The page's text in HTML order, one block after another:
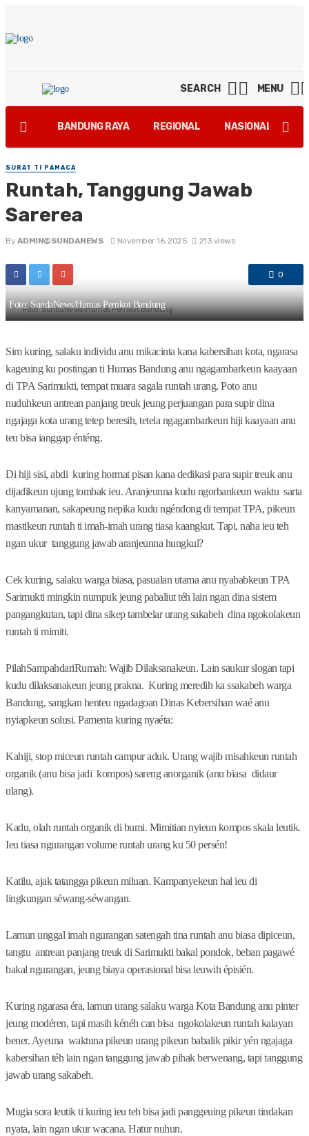
SEARCH MENU
BANDUNG RAYA REGIONAL NASIONAL
SURAT TI PAMACA
Runtah, Tanggung Jawab
Sarerea
By ADMIN@SUNDANEWS November 16, 2025 213 views
0
Foto: SundaNews/Humas Pemkot Bandung
Foto: SundaNews/Humas Pemkot Bandung
Sim kuring, salaku individu anu mikacinta kana kabersihan kota, ngarasa
kageuing ku postingan ti Humas Bandung anu ngagambarkeun kaayaan
di TPA Sarimukti, tempat muara sagala runtah urang. Poto anu
nuduhkeun antrean panjang treuk jeung perjuangan para supir dina
ngajaga kota urang tetep beresih, tetela ngagambarkeun hiji kaayaan anu
teu bisa ianggap énténg.
Di hiji sisi, abdi kuring hormat pisan kana dedikasi para supir treuk anu
dijadikeun ujung tombak ieu. Aranjeunna kudu ngorbankeun waktu sarta
kanyamanan, sakapeung nepika kudu ngéndong di tempat TPA, pikeun
mastikeun runtah ti imah-imah urang tiasa kaangkut. Tapi, naha ieu teh
ngan ukur tanggung jawab aranjeunna hungkul?
Cek kuring, salaku warga biasa, pasualan utama anu nyababkeun TPA
Sarimukti mingkin numpuk jeung pabaliut téh lain ngan dina sistem
pangangkutan, tapi dina sikep tambelar urang sakabeh dina ngokolakeun
runtah ti mimiti.
PilahSampahdariRumah: Wajib Dilaksanakeun. Lain saukur slogan tapi
kudu dilaksanakeun jeung prakna. Kuring meredih ka ssakabeh warga
Bandung, sangkan henteu ngadagoan Dinas Kebersihan waé anu
nyiapkeun solusi. Pamenta kuring nyaéta:
Kahiji, stop miceun runtah campur aduk. Urang wajib misahkeun runtah
organik (anu bisa jadi kompos) sareng anorganik (anu biasa didaur
ulang).
Kadu, olah runtah organik di bumi. Mimitian nyieun kompos skala leutik.
Ieu tiasa ngurangan volume runtah urang ku 50 persén!
Katilu, ajak tatangga pikeun miluan. Kampanyekeun hal ieu di
lingkungan séwang-séwangan.
Lamun unggal imah ngurangan satengah tina runtah anu biasa dipiceun,
tangtu antrean panjang treuk di Sarimukti bakal pondok, beban pagawé
bakal ngurangan, jeung biaya operasional bisa leuwih épisién.
Kuring ngarasa éra, lamun urang salaku warga Kota Bandung anu pinter
jeung modéren, tapi masih kénéh can bisa ngokolakeun runtah kalayan
bener. Ayeuna waktuna pikeun urang pikeun babalik pikir yén ngajaga
kabersihan téh lain ngan tanggung jawab pihak berwenang, tapi tanggung
jawab urang sakabeh.
Mugia sora leutik ti kuring ieu teh bisa jadi panggeuing pikeun tindakan
nyata, lain ngan ukur wacana. Hatur nuhun.